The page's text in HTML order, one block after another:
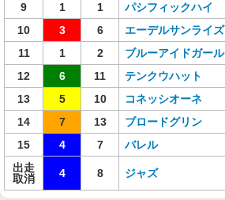
9
1 1 パシフィックハイ
10
3 6 エーデルサンライズ
11
1 2 ブルーアイドガール
12
6 11 テンクウハット
13
5 10 コネッシオーネ
14
7 13 ブロードグリン
15
4 7 バレル
出走
取消
4 8 ジャズ